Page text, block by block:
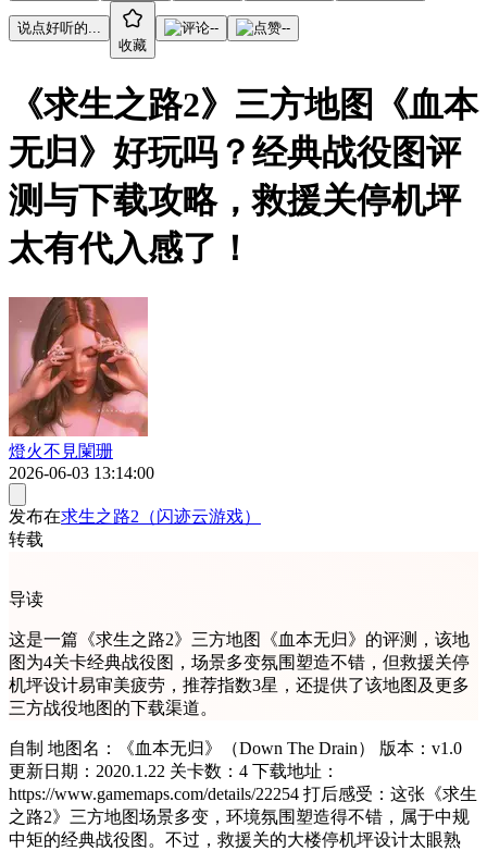
说点好听的...
收藏
-- --
《求生之路2》三方地图《血本
无归》好玩吗？经典战役图评
测与下载攻略，救援关停机坪
太有代入感了！
燈火不見闌珊
2026-06-03 13:14:00
发布在求生之路2（闪迹云游戏）
转载
导读
这是一篇《求生之路2》三方地图《血本无归》的评测，该地
图为4关卡经典战役图，场景多变氛围塑造不错，但救援关停
机坪设计易审美疲劳，推荐指数3星，还提供了该地图及更多
三方战役地图的下载渠道。
自制 地图名：《血本无归》（Down The Drain） 版本：v1.0
更新日期：2020.1.22 关卡数：4 下载地址：
https://www.gamemaps.com/details/22254 打后感受：这张《求生
之路2》三方地图场景多变，环境氛围塑造得不错，属于中规
中矩的经典战役图。不过，救援关的大楼停机坪设计太眼熟